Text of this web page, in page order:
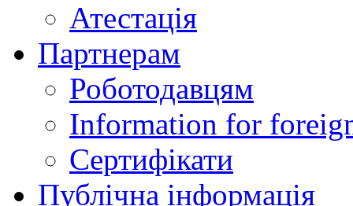
Атестація
Партнерам
Роботодавцям
Information for
Сертифікати
Публічна інформація